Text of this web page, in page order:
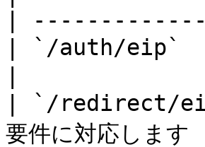
|
| `/auth/eip`
| `/redirect/
要件に対応します |